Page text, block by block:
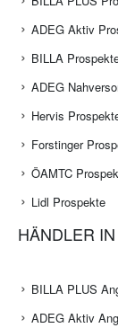
ADEG Aktiv
BILLA
ADEG
Hervis
Forstinger
ÖAMTC
Lidl Prospekte
HÄNDLER
BILLA PLUS
ADEG Aktiv